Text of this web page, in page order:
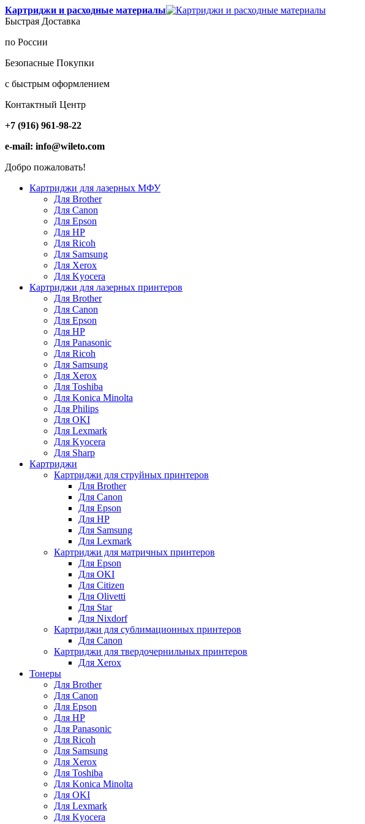
Картриджи и расходные материалы
Быстрая Доставка
по России
Безопасные Покупки
с быстрым оформлением
Контактный Центр
+7 (916) 961-98-22
e-mail: info@wileto.com
Добро пожаловать!
Картриджи для лазерных МФУ
Для Brother
Для Canon
Для Epson
Для HP
Для Ricoh
Для Samsung
Для Xerox
Для Kyocera
Картриджи для лазерных принтеров
Для Brother
Для Canon
Для Epson
Для HP
Для Panasonic
Для Ricoh
Для Samsung
Для Xerox
Для Toshiba
Для Konica Minolta
Для Philips
Для OKI
Для Lexmark
Для Kyocera
Для Sharp
Картриджи
Картриджи для струйных принтеров
Для Brother
Для Canon
Для Epson
Для HP
Для Samsung
Для Lexmark
Картриджи для матричных принтеров
Для Epson
Для OKI
Для Citizen
Для Olivetti
Для Star
Для Nixdorf
Картриджи для сублимационных принтеров
Для Canon
Картриджи для твердочернильных принтеров
Для Xerox
Тонеры
Для Brother
Для Canon
Для Epson
Для HP
Для Panasonic
Для Ricoh
Для Samsung
Для Xerox
Для Toshiba
Для Konica Minolta
Для OKI
Для Lexmark
Для Kyocera